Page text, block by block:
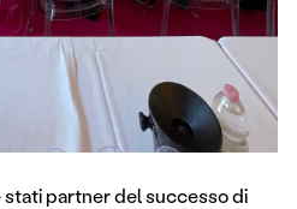
partner del successo di